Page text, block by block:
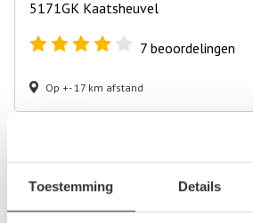
Toestemming Details
5171GK Kaatsheuvel
7 beoordelingen
Op +- 17 km afstand
Blauwehoefseweg 26
4791JD Klundert